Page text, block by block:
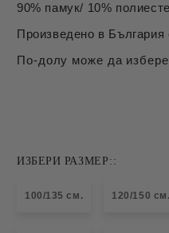
90% памук/ 10%
Произведено в България
По-долу може да
ИЗБЕРИ РАЗМЕР::
100/135 см. 120/150 см.